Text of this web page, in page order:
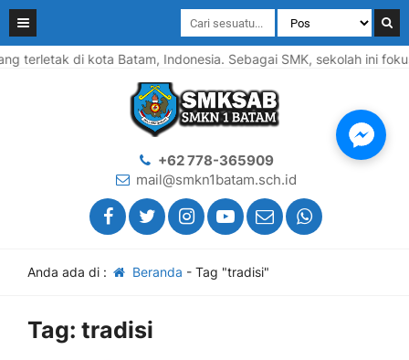
terletak di kota Batam, Indonesia. Sebagai SMK, sekolah ini
+62 778-365909
mail@smkn1batam.sch.id
Anda ada di : Beranda - Tag "tradisi"
Tag: tradisi